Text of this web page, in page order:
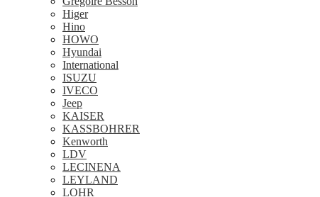
Higer
Hino
HOWO
Hyundai
International
ISUZU
IVECO
Jeep
KAISER
KASSBOHRER
Kenworth
LDV
LECINENA
LEYLAND
LOHR